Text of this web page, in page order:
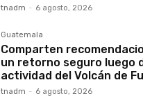
tnadm - 6 agosto, 2026
Guatemala
Comparten
un retorno seguro luego
actividad del Volcán de
tnadm - 6 agosto, 2026